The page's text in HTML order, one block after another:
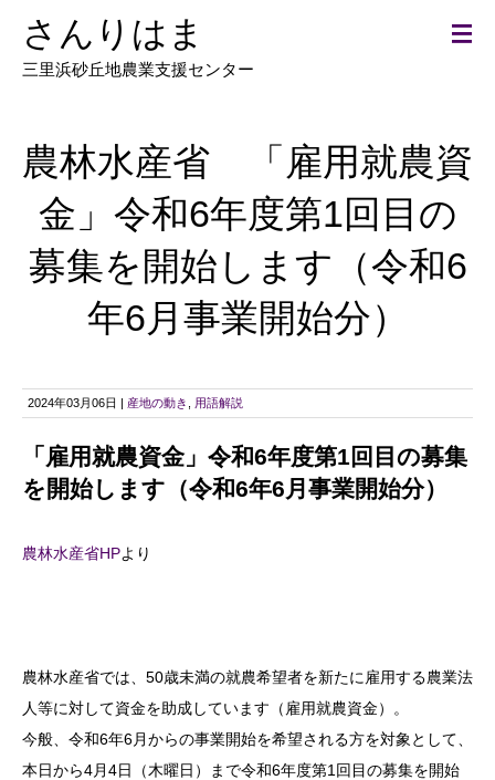
さんりはま
三里浜砂丘地農業支援センター
農林水産省 「雇用就農資
金」令和6年度第1回目の
募集を開始します（令和6
年6月事業開始分）
2024年03月06日 | 産地の動き 用語解説
「雇用就農資金」令和6年度第1回目の募集
を開始します（令和6年6月事業開始分）
農林水産省HPより
農林水産省では、50歳未満の就農希望者を新たに雇用する農業法
人等に対して資金を助成しています（雇用就農資金）。
今般、令和6年6月からの事業開始を希望される方を対象として、
本日から4月4日（木曜日）まで令和6年度第1回目の募集を開始